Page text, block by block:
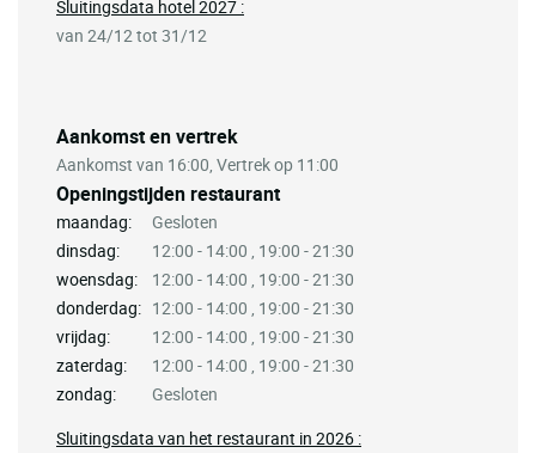
Aankomst en vertrek
Aankomst van 16:00, Vertrek op 11:00
Openingstijden restaurant
maandag:
Gesloten
dinsdag:
12:00 - 14:00 , 19:00 - 21:30
woensdag:
12:00 - 14:00 , 19:00 - 21:30
donderdag: 12:00 - 14:00 , 19:00 - 21:30
vrijdag:
12:00 - 14:00 , 19:00 - 21:30
zaterdag:
12:00 - 14:00 , 19:00 - 21:30
zondag:
Gesloten
Sluitingsdata van het restaurant in 2026 :
Sluitingsdata hotel 2027 :
van 24/12 tot 31/12